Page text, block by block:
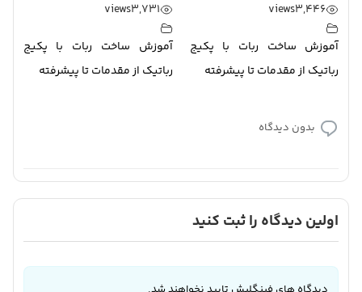
3,446
views
آموزش ساخت ربات با پکیج
رباتیک از مقدمات تا پیشرفته
3,731
views
آموزش ساخت ربات با پکیج
رباتیک از مقدمات تا پیشرفته
بدون دیدگاه
اولین دیدگاه را ثبت کنید